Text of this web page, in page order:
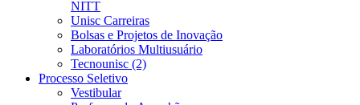
NITT
Unisc Carreiras
Bolsas e Projetos de Inovação
Laboratórios Multiusuário
Tecnounisc (2)
Processo Seletivo
Vestibular